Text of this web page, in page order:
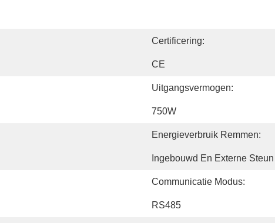
Certificering:
CE
Uitgangsvermogen:
750W
Energieverbruik Remmen:
Ingebouwd En Externe Steun
Communicatie Modus:
RS485